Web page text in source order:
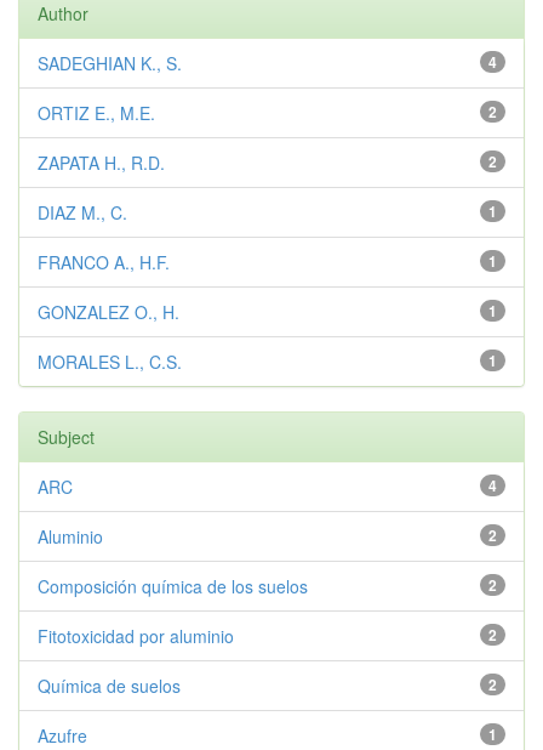
Author
4
SADEGHIAN K., S.
2
ORTIZ E., M.E.
2
ZAPATA H., R.D.
1
DIAZ M., C.
1
FRANCO A., H.F.
1
GONZALEZ O., H.
1
MORALES L., C.S.
Subject
4
ARC
2
Aluminio
2
Composición química de los suelos
2
Fitotoxicidad por aluminio
2
Química de suelos
1
Azufre